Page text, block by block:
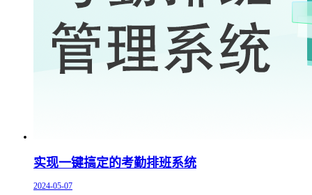
实现一键搞定的考勤排班系统
2024-05-07